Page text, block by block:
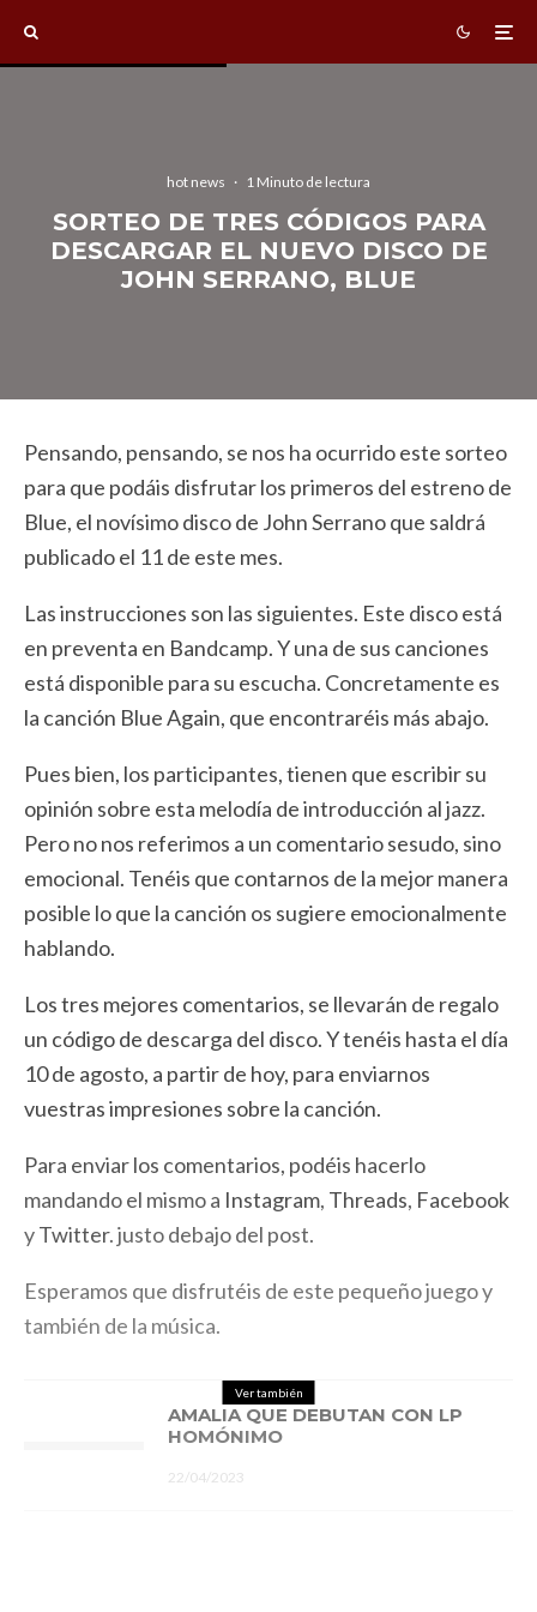
hot news · 1 Minuto de lectura
SORTEO DE TRES CÓDIGOS PARA
DESCARGAR EL NUEVO DISCO DE
JOHN SERRANO, BLUE
Pensando, pensando, se nos ha ocurrido este sorteo
para que podáis disfrutar los primeros del estreno de
Blue, el novísimo disco de John Serrano que saldrá
publicado el 11 de este mes.
Las instrucciones son las siguientes. Este disco está
en preventa en Bandcamp. Y una de sus canciones
está disponible para su escucha. Concretamente es
la canción Blue Again, que encontraréis más abajo.
Pues bien, los participantes, tienen que escribir su
opinión sobre esta melodía de introducción al jazz.
Pero no nos referimos a un comentario sesudo, sino
emocional. Tenéis que contarnos de la mejor manera
posible lo que la canción os sugiere emocionalmente
hablando.
Los tres mejores comentarios, se llevarán de regalo
un código de descarga del disco. Y tenéis hasta el día
10 de agosto, a partir de hoy, para enviarnos
vuestras impresiones sobre la canción.
Para enviar los comentarios, podéis hacerlo
mandando el mismo a Instagram, Threads, Facebook
yTwitter. justo debajo del post.
Esperamos que disfrutéis de este pequeño juego y
también de la música.
Ver también
AMALIA QUE DEBUTAN CON LP
HOMÓNIMO
22/04/2023